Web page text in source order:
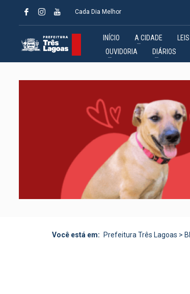
Cada Dia Melhor
INÍCIO A CIDADE LEIS
OUVIDORIA
DIÁRIOS
Você está em: Prefeitura Três Lagoas >